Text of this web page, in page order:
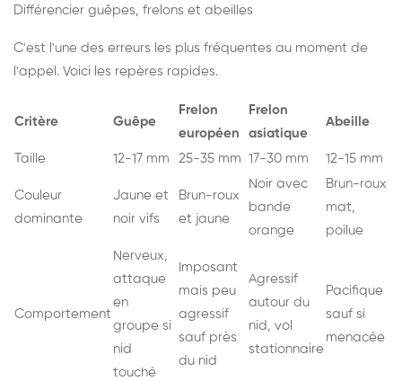
Différencier guêpes, frelons et abeilles
C'est l'une des erreurs les plus fréquentes au moment de
l'appel. Voici les repères rapides.
Critère Guêpe
Frelon
européen
Frelon
asiatique
Abeille
Taille 12-17 mm 25-35 mm 17-30 mm 12-15 mm
Couleur
dominante
Jaune et
noir vifs
Brun-roux
et jaune
Noir avec
bande
orange
Brun-roux
mat,
poilue
Comportement
Nerveux,
attaque
en
groupe si
nid
touché
Imposant
mais peu
agressif
sauf près
du nid
Agressif
autour du
nid, vol
stationnaire
Pacifique
sauf si
menacée